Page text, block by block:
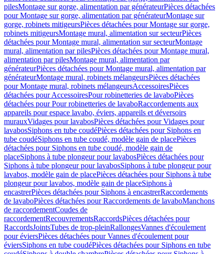
pilesMontage sur gorge, alimentation par générateurPièces détachées
pour Montage sur gorge, alimentation par générateurMontage sur
gorge, robinets mitigeursPièces détachées pour Montage sur gorge,
robinets mitigeursMontage mural, alimentation sur secteurPièces
détachées pour Montage mural, alimentation sur secteurMontage
mural, alimentation par pilesPièces détachées pour Montage mural,
alimentation par pilesMontage mural, alimentation par
générateurPièces détachées pour Montage mural, alimentation par
générateurMontage mural, robinets mélangeursPièces détachées
pour Montage mural, robinets mélangeursAccessoiresPièces
détachées pour AccessoiresPour robinetteries de lavaboPièces
détachées pour Pour robinetteries de lavaboRaccordements aux
appareils pour espace lavabo, éviers, appareils et déversoirs
murauxVidages pour lavabosPièces détachées pour Vidages pour
lavabosSiphons en tube coudéPièces détachées pour Siphons en
tube coudéSiphons en tube coudé, modèle gain de placePièces
détachées pour Siphons en tube coudé, modèle gain de
placeSiphons à tube plongeur pour lavabosPièces détachées pour
Siphons à tube plongeur pour lavabosSiphons à tube plongeur pour
lavabos, modèle gain de placePièces détachées pour Siphons à tube
plongeur pour lavabos, modèle gain de placeSiphons à
encastrerPièces détachées pour Siphons à encastrerRaccordements
de lavaboPièces détachées pour Raccordements de lavaboManchons
de raccordementCoudes de
raccordementRecouvrementsRaccordsPièces détachées pour
RaccordsJointsTubes de trop-pleinRallongesVannes d'écoulement
pour éviersPièces détachées pour Vannes d'écoulement pour
éviersSiphons en tube coudéPièces détachées pour Siphons en tube